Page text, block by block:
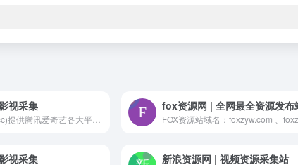
视采集 fox资源网 | 全网最全资源发布
视采集 新浪资源网 | 视频资源采集站